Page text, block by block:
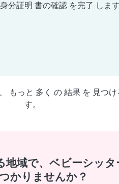
分証明 書の確認 を完了 します
もっと 多く の 結果 を 見つけ
す。
地域で、ベビーシッタ
かりませんか？